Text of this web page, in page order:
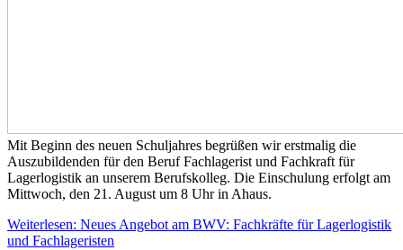
Mit Beginn des neuen Schuljahres begrüßen wir erstmalig die
Auszubildenden für den Beruf Fachlagerist und Fachkraft für
Lagerlogistik an unserem Berufskolleg. Die Einschulung erfolgt am
Mittwoch, den 21. August um 8 Uhr in Ahaus.
Weiterlesen: Neues Angebot am BWV: Fachkräfte für Lagerlogistik
und Fachlageristen